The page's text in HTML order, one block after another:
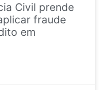
Civil prende
fraude
em